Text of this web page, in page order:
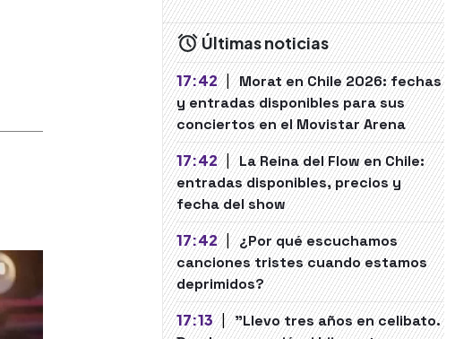
Últimas noticias
17:42 | Morat en Chile 2026: fechas
y entradas disponibles para sus
conciertos en el Movistar Arena
17:42 | La Reina del Flow en Chile:
entradas disponibles, precios y
fecha del show
17:42 | ¿Por qué escuchamos
canciones tristes cuando estamos
deprimidos?
17:13 | "Llevo tres años en celibato.